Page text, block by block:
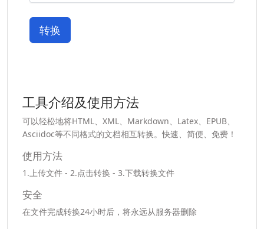
转换
工具介绍及使用方法
可以轻松地将HTML、XML、Markdown、Latex、EPUB、
Asciidoc等不同格式的文档相互转换。快速、简便、免费！
使用方法
1.上传文件 - 2.点击转换 - 3.下载转换文件
安全
在文件完成转换24小时后，将永远从服务器删除